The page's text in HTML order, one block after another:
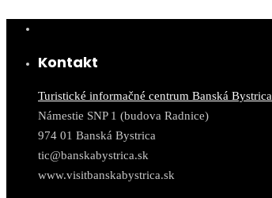
Kontakt
Turistické informačné centrum Banská Bystrica
Námestie SNP 1 (budova Radnice)
974 01 Banská Bystrica
tic@banskabystrica.sk
www.visitbanskabystrica.sk